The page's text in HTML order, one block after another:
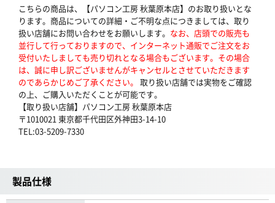
こちらの商品は、【パソコン工房 秋葉原本店】のお取り扱いとな
ります。商品についての詳細・ご不明な点につきましては、取り
扱い店舗にお問い合わせをお願いします。 なお、店頭での販売も
並行して行っておりますので、インターネット通販でご注文をお
受付いたしましても売り切れとなる場合もございます。その場合
は、誠に申し訳ございませんがキャンセルとさせていただきます
のであらかじめご了承ください。 取り扱い店舗では実物をご確認
の上、ご購入いただくことが可能です。
【取り扱い店舗】パソコン工房 秋葉原本店
〒1010021 東京都千代田区外神田3-14-10
TEL:03-5209-7330
製品仕様